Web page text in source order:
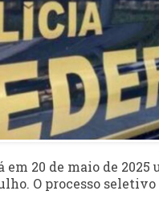
em 20 de maio de
O processo